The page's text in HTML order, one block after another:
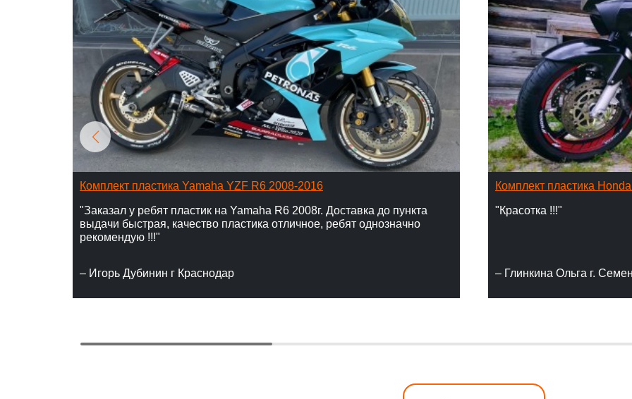
Комплект пластика Yamaha YZF R6 2008-2016
"Заказал у ребят пластик на Yamaha R6 2008г. Доставка до пункта
выдачи быстрая, качество пластика отличное, ребят однозначно
рекомендую !!!"
– Игорь Дубинин г Краснодар
Комплект пластика
"Красотка !!!"
– Глинкина Ольга г.